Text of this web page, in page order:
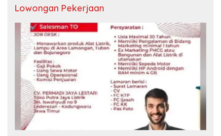
Lowongan Pekerjaan